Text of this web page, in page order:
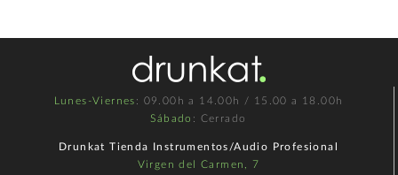
Lunes-Viernes : 09.00h a 14.00h / 15.00 a 18.00h
Sábado : Cerrado
Drunkat Tienda Instrumentos/Audio Profesional
Virgen del Carmen, 7